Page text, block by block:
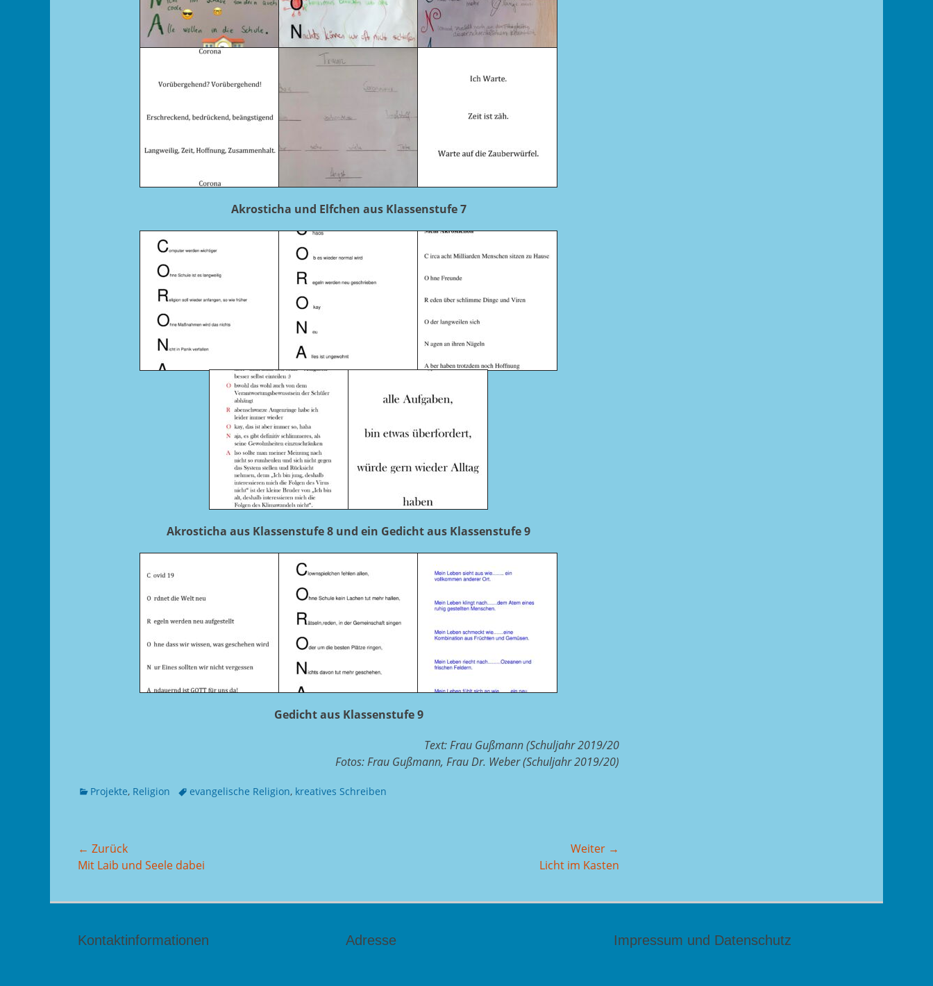
Akrosticha und Elfchen aus Klassenstufe 7
Akrosticha aus Klassenstufe 8 und ein Gedicht aus Klassenstufe 9
Gedicht aus Klassenstufe 9
Text: Frau Gußmann (Schuljahr 2019/20
Fotos: Frau Gußmann, Frau Dr. Weber (Schuljahr 2019/20)
Kategorien
Projekte, Religion Tagsevangelische Religion, kreatives Schreiben
Beitragsnavigation
← Zurück
Vorhergehender
Mit Laib und Seele dabei
Weiter →
Licht im Kasten
Kontaktinformationen Adresse Impressum und Datenschutz